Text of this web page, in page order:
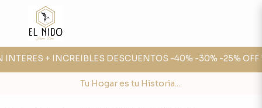
INTERES + INCREIBLES DESCUENTOS -40% -30% -25% OFF
Tu Hogar es tu Historia....